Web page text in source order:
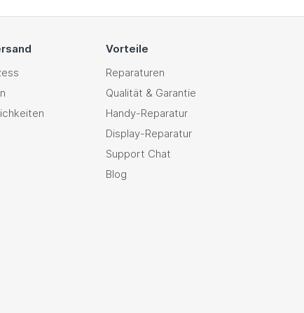
Vorteile
Reparaturen
Qualität & Garantie
Handy-Reparatur
Display-Reparatur
Support Chat
Blog